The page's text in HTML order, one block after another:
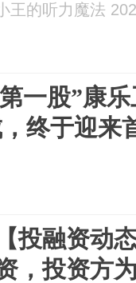
王的听力魔法
一股”康
终于迎来
【投融资动
，投资方